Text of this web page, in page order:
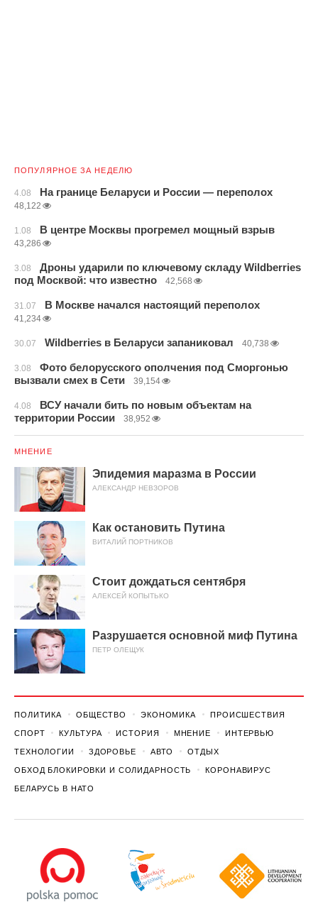
ПОПУЛЯРНОЕ ЗА НЕДЕЛЮ
4.08 На границе Беларуси и России — переполох
48,122
1.08 В центре Москвы прогремел мощный взрыв
43,286
3.08
Дроны ударили по ключевому складу Wildberries
под Москвой: что известно
42,568
31.07 В Москве начался настоящий переполох
41,234
30.07 Wildberries в Беларуси запаниковал 40,738
3.08
Фото белорусского ополчения под Сморгонью
вызвали смех в Сети
39,154
4.08
ВСУ начали бить по новым объектам на
территории России
38,952
МНЕНИЕ
Эпидемия маразма в России
АЛЕКСАНДР НЕВЗОРОВ
Как остановить Путина
ВИТАЛИЙ ПОРТНИКОВ
Стоит дождаться сентября
АЛЕКСЕЙ КОПЫТЬКО
Разрушается основной миф Путина
ПЕТР ОЛЕЩУК
ПОЛИТИКА ОБЩЕСТВО ЭКОНОМИКА ПРОИСШЕСТВИЯ
СПОРТ КУЛЬТУРА ИСТОРИЯ МНЕНИЕ ИНТЕРВЬЮ
ТЕХНОЛОГИИ ЗДОРОВЬЕ АВТО ОТДЫХ
ОБХОД БЛОКИРОВКИ И СОЛИДАРНОСТЬ КОРОНАВИРУС
БЕЛАРУСЬ В НАТО